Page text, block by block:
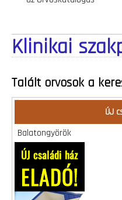
ÚJ
Balatongyörök
Klinikai
Talált orvosok a